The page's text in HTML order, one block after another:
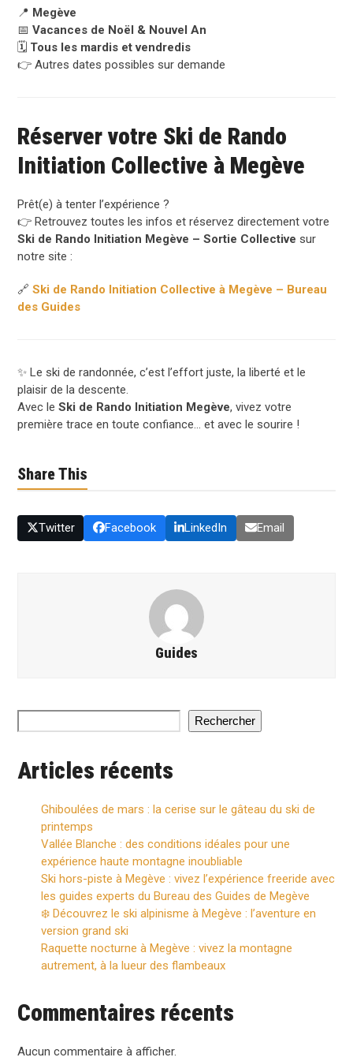
📍 Megève
📅Vacances de Noël & Nouvel An
🗓️ Tous les mardis et vendredis
👉 Autres dates possibles sur demande
Réserver votre Ski de Rando
Initiation Collective à Megève
Prêt(e) à tenter l’expérience ?
👉 Retrouvez toutes les infos et réservez directement votre
Ski de Rando Initiation Megève – Sortie Collective sur
notre site :
🔗Ski de Rando Initiation Collective à Megève – Bureau
des Guides
✨ Le ski de randonnée, c’est l’effort juste, la liberté et le
plaisir de la descente.
Avec leSki de Rando Initiation Megève, vivez votre
première trace en toute confiance… et avec le sourire !
Share This
Twitter Facebook LinkedIn Email
Guides
Rechercher
Articles récents
Ghiboulées de mars : la cerise sur le gâteau du ski de
printemps
Vallée Blanche : des conditions idéales pour une
expérience haute montagne inoubliable
Ski hors-piste à Megève : vivez l’expérience freeride avec
les guides experts du Bureau des Guides de Megève
❄️ Découvrez le ski alpinisme à Megève : l’aventure en
version grand ski
Raquette nocturne à Megève : vivez la montagne
autrement, à la lueur des flambeaux
Commentaires récents
Aucun commentaire à afficher.